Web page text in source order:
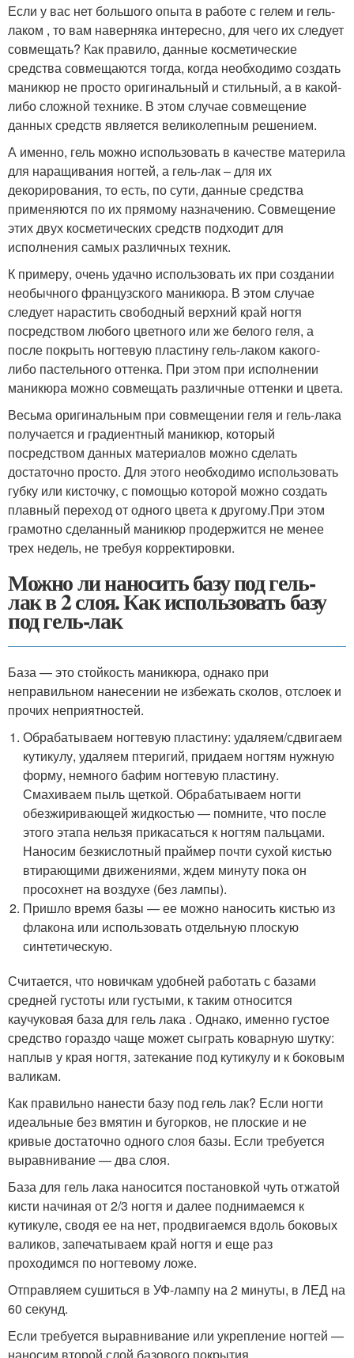
Если у вас нет большого опыта в работе с гелем и гель-
лаком , то вам наверняка интересно, для чего их следует
совмещать? Как правило, данные косметические
средства совмещаются тогда, когда необходимо создать
маникюр не просто оригинальный и стильный, а в какой-
либо сложной технике. В этом случае совмещение
данных средств является великолепным решением.
А именно, гель можно использовать в качестве материла
для наращивания ногтей, а гель-лак – для их
декорирования, то есть, по сути, данные средства
применяются по их прямому назначению. Совмещение
этих двух косметических средств подходит для
исполнения самых различных техник.
К примеру, очень удачно использовать их при создании
необычного французского маникюра. В этом случае
следует нарастить свободный верхний край ногтя
посредством любого цветного или же белого геля, а
после покрыть ногтевую пластину гель-лаком какого-
либо пастельного оттенка. При этом при исполнении
маникюра можно совмещать различные оттенки и цвета.
Весьма оригинальным при совмещении геля и гель-лака
получается и градиентный маникюр, который
посредством данных материалов можно сделать
достаточно просто. Для этого необходимо использовать
губку или кисточку, с помощью которой можно создать
плавный переход от одного цвета к другому.При этом
грамотно сделанный маникюр продержится не менее
трех недель, не требуя корректировки.
Можно ли наносить базу под гель-
лак в 2 слоя. Как использовать базу
под гель-лак
База — это стойкость маникюра, однако при
неправильном нанесении не избежать сколов, отслоек и
прочих неприятностей.
Обрабатываем ногтевую пластину: удаляем/сдвигаем
кутикулу, удаляем птеригий, придаем ногтям нужную
форму, немного бафим ногтевую пластину.
Смахиваем пыль щеткой. Обрабатываем ногти
обезжиривающей жидкостью — помните, что после
этого этапа нельзя прикасаться к ногтям пальцами.
Наносим безкислотный праймер почти сухой кистью
втирающими движениями, ждем минуту пока он
просохнет на воздухе (без лампы).
Пришло время базы — ее можно наносить кистью из
флакона или использовать отдельную плоскую
синтетическую.
Считается, что новичкам удобней работать с базами
средней густоты или густыми, к таким относится
каучуковая база для гель лака . Однако, именно густое
средство гораздо чаще может сыграть коварную шутку:
наплыв у края ногтя, затекание под кутикулу и к боковым
валикам.
Как правильно нанести базу под гель лак? Если ногти
идеальные без вмятин и бугорков, не плоские и не
кривые достаточно одного слоя базы. Если требуется
выравнивание — два слоя.
База для гель лака наносится постановкой чуть отжатой
кисти начиная от 2/3 ногтя и далее поднимаемся к
кутикуле, сводя ее на нет, продвигаемся вдоль боковых
валиков, запечатываем край ногтя и еще раз
проходимся по ногтевому ложе.
Отправляем сушиться в УФ-лампу на 2 минуты, в ЛЕД на
60 секунд.
Если требуется выравнивание или укрепление ногтей —